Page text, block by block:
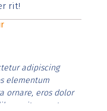
rit!
adipiscing
elementum
ornare, eros dolor
vitae erat.